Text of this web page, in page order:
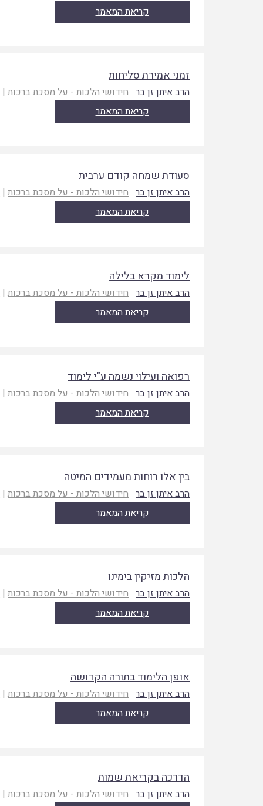
קריאת המאמר
זמני אמירת סליחות
הרב איתן זן בר חידושי הלכות - על מסכת ברכות |
קריאת המאמר
סעודת שמחה קודם ערבית
הרב איתן זן בר חידושי הלכות - על מסכת ברכות |
קריאת המאמר
לימוד מקרא בלילה
הרב איתן זן בר חידושי הלכות - על מסכת ברכות |
קריאת המאמר
רפואה ועילוי נשמה ע"י לימוד
הרב איתן זן בר חידושי הלכות - על מסכת ברכות |
קריאת המאמר
בין אלו רוחות מעמידים המיטה
הרב איתן זן בר חידושי הלכות - על מסכת ברכות |
קריאת המאמר
הלכות מזיקין בימינו
הרב איתן זן בר חידושי הלכות - על מסכת ברכות |
קריאת המאמר
אופן הלימוד בתורה הקדושה
הרב איתן זן בר חידושי הלכות - על מסכת ברכות |
קריאת המאמר
הדרכה בקריאת שמות
הרב איתן זן בר חידושי הלכות - על מסכת ברכות |